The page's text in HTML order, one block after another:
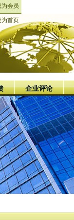
会员
为首页
企业评论